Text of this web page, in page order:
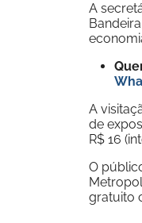
A
A
de
R$ 16
O
gratuito